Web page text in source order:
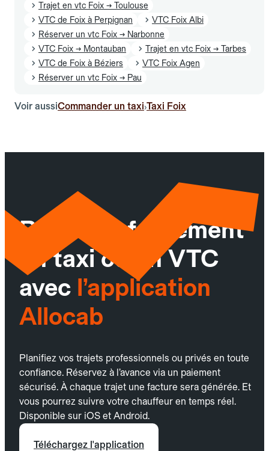
Trajet en vtc Foix → Toulouse
VTC de Foix à Perpignan
VTC Foix Albi
Réserver un vtc Foix → Narbonne
VTC Foix → Montauban
Trajet en vtc Foix → Tarbes
VTC de Foix à Béziers
VTC Foix Agen
Réserver un vtc Foix → Pau
Voir aussiCommander un taxi›Taxi Foix
Réservez facilement
un taxi ou un VTC
avec l’application
Allocab
Planifiez vos trajets professionnels ou privés en toute
confiance. Réservez à l’avance via un paiement
sécurisé. À chaque trajet une facture sera générée. Et
vous pourrez suivre votre chauffeur en temps réel.
Disponible sur iOS et Android.
Téléchargez l'application